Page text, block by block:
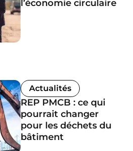
l’économie circulaire
Actualités
REP PMCB : ce qui
pourrait changer
pour les déchets du
bâtiment